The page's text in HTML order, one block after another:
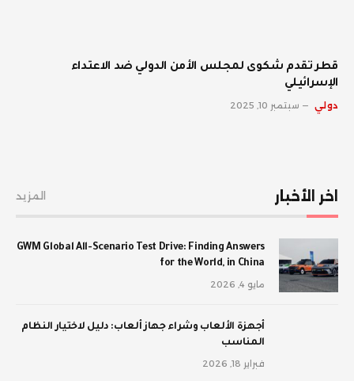
قطر تقدم شكوى لمجلس الأمن الدولي ضد الاعتداء
الإسرائيلي
دولي سبتمبر 10, 2025
اخر الأخبار المزيد
GWM Global All-Scenario Test Drive: Finding Answers
for the World, in China
مايو 4, 2026
أجهزة الألعاب وشراء جهاز ألعاب: دليل لاختيار النظام
المناسب
فبراير 18, 2026